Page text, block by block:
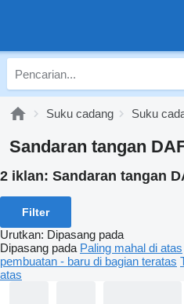
Suku cadang Suku
Sandaran tangan
2 iklan: Sandaran tangan
Filter
Urutkan: Dipasang pada
Dipasang pada Paling mahal di atas
pembuatan - baru di bagian teratas
atas